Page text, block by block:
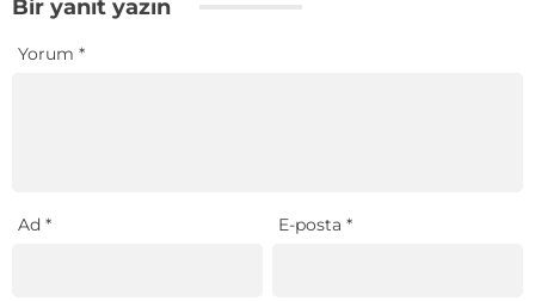
Bir yanıt yazın
Yorum *
Ad * E-posta*